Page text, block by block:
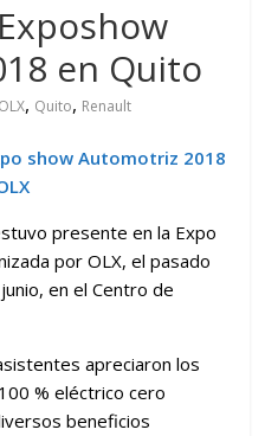
en Quito
OLX, Quito, Renault
show Automotriz 2018
presente en la Expo
por OLX, el pasado
en el Centro de
apreciaron los
% eléctrico cero
beneficios